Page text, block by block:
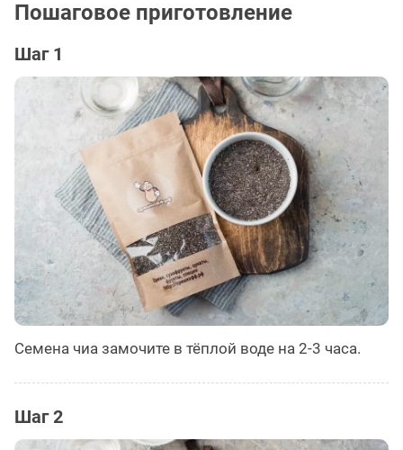
Пошаговое приготовление
Шаг 1
Семена чиа замочите в тёплой воде на 2-3 часа.
Шаг 2